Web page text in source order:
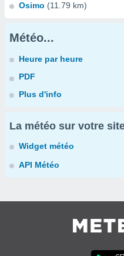
Osimo (11.79 km)
Météo...
Heure par heure
PDF
Plus d'info
La météo sur votre
Widget météo
API Météo